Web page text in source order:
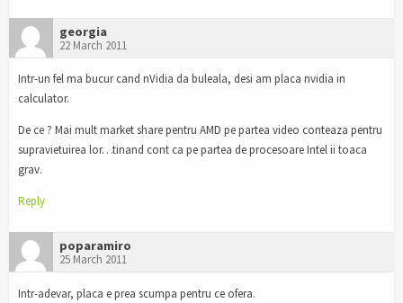
georgia
22 March 2011
Intr-un fel ma bucur cand nVidia da buleala, desi am placa nvidia in
calculator.
De ce ? Mai mult market share pentru AMD pe partea video conteaza pentru
supravietuirea lor…tinand cont ca pe partea de procesoare Intel ii toaca
grav.
Reply
poparamiro
25 March 2011
Intr-adevar, placa e prea scumpa pentru ce ofera.